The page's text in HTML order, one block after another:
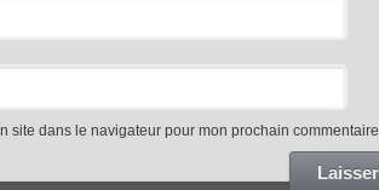
site dans le navigateur pour mon prochain commentaire.